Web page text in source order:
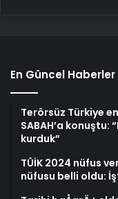
En Güncel Haberler
Terörsüz Türkiye
SABAH’a konuştu:
kurduk”
TÜİK 2024 nüfus
nüfusu belli oldu: